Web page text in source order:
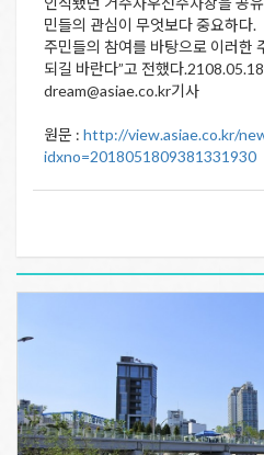
민들의 관심이 무엇보다 중요하다.
주민들의 참여를 바탕으로 이러한
되길 바란다”고 전했다
dream@asiae.co.kr기사
원문 : http://view.asiae.co.kr/
idxno=2018051809381331930